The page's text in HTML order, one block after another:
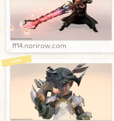
ff14.norirow.com